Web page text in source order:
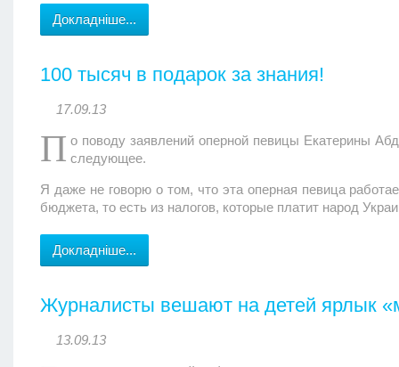
Докладніше...
100 тысяч в подарок за знания!
17.09.13
П о поводу заявлений оперной певицы Екатерины
следующее.
Я даже не говорю о том, что эта оперная певица
бюджета, то есть из налогов, которые платит народ
Докладніше...
Журналисты вешают на детей ярлык
13.09.13